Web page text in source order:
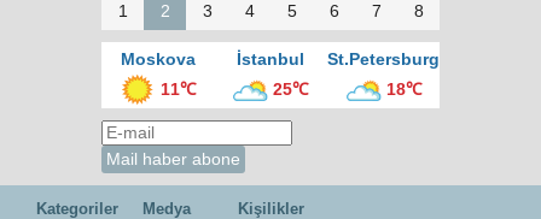
1 2 3 4 5 6 7 8
Moskova İstanbul
St.Petersburg
11℃
25℃ 18℃
Kategoriler Medya Kişilikler